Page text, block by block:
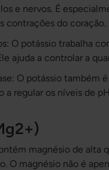
e nervos. É
contrações do coração.
O potássio trabalha
ajuda a controlar a
O potássio também
a regular os níveis de
magnésio de alta
O magnésio não é